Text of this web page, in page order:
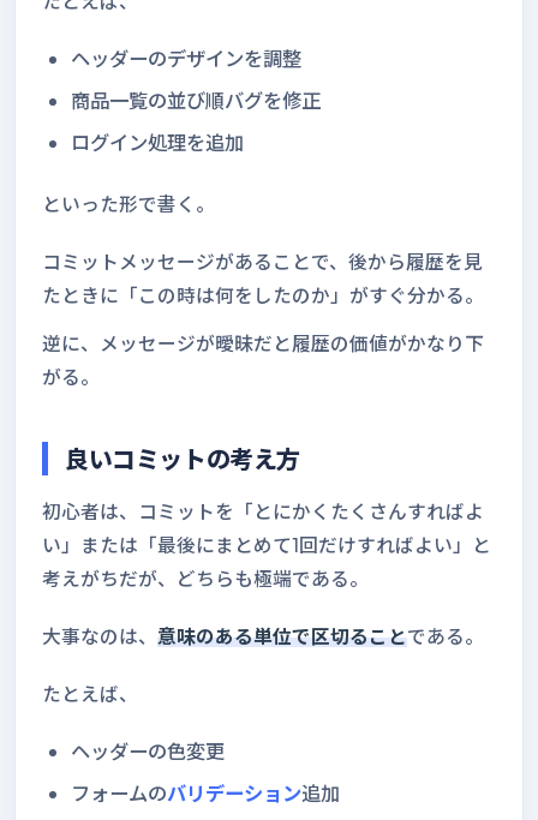
ヘッダーのデザインを調整
商品一覧の並び順バグを修正
ログイン処理を追加
といった形で書く。
コミットメッセージがあることで、後から履歴を見
たときに「この時は何をしたのか」がすぐ分かる。
逆に、メッセージが曖昧だと履歴の価値がかなり下
がる。
良いコミットの考え方
初心者は、コミットを「とにかくたくさんすればよ
い」または「最後にまとめて1回だけすればよい」と
考えがちだが、どちらも極端である。
大事なのは、 意味のある単位で区切ることである。
たとえば、
ヘッダーの色変更
フォームのバリデーション追加